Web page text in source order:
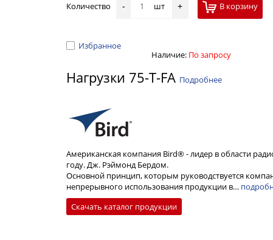
Количество - шт + В корзину
Избранное
Наличие: По запросу
Нагрузки 75-T-FA Подробнее
Американская компания Bird® - лидер в области
году. Дж. Рэймонд Бердом.
Основной принцип, которым руководствуется
непрерывного использования продукции в…
Скачать каталог продукции